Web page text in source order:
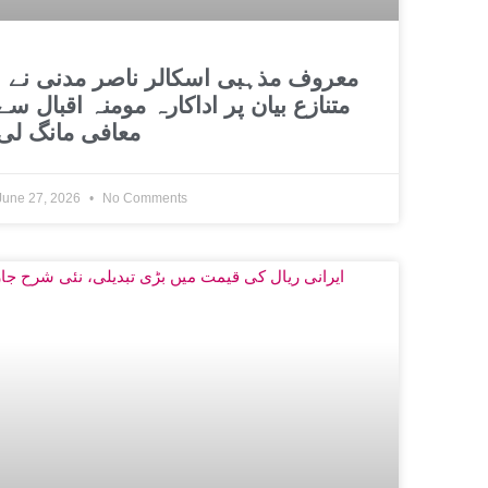
متنازع بیان پر اداکارہ مومنہ اقبال
معافی مانگ
27, 2026 No Comments